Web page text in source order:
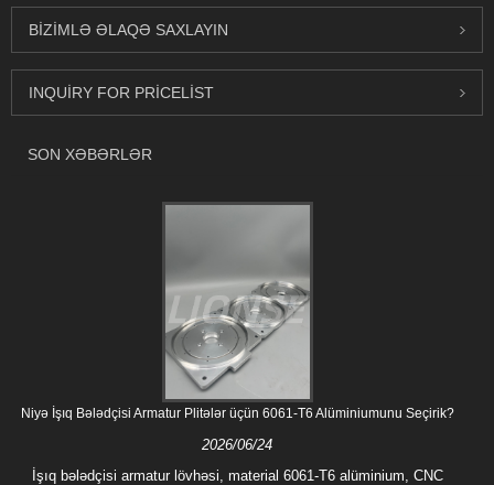
BIZIMLƏ ƏLAQƏ SAXLAYIN
INQUIRY FOR PRICELIST
SON XƏBƏRLƏR
Niyə İşıq Bələdçisi Armatur Plitələr üçün 6061-T6 Alüminiumunu Seçirik?
2026/06/24
İşıq bələdçisi armatur lövhəsi, material 6061-T6 alüminium, CNC